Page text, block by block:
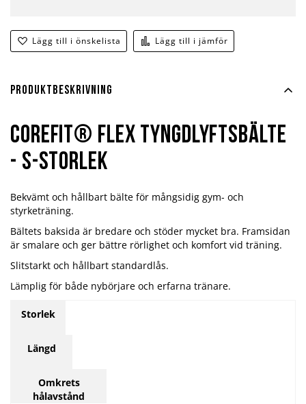
Lägg till i önskelista Lägg till i jämför
Produktbeskrivning
Corefit® Flex Tyngdlyftsbälte
- S-storlek
Bekvämt och hållbart bälte för mångsidig gym- och
styrketräning.
Bältets baksida är bredare och stöder mycket bra. Framsidan
är smalare och ger bättre rörlighet och komfort vid träning.
Slitstarkt och hållbart standardlås.
Lämplig för både nybörjare och erfarna tränare.
Storlek
Längd
Omkrets
hålavstånd